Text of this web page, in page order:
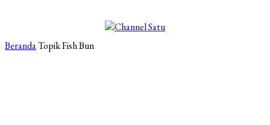
BerandaTopikFish Bun